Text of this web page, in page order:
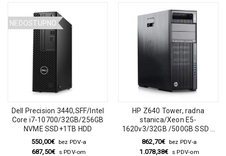
NEDOSTUPNO
Dell Precision 3440,SFF/Intel
Core i7-10700/32GB/256GB
NVME SSD+1TB HDD
550,00€ bez PDV-a
687,50€ s PDV-om
HP Z640 Tower, radna
stanica/Xeon E5-
1620v3/32GB /500GB SSD +
2TB HDD/DVD/M4000
/Windows 10 Pro MAR
862,70€ bez PDV-a
1.078,38€ s PDV-om